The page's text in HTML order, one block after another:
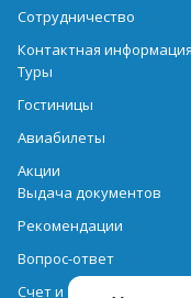
Сотрудничество
Контактная информация
Туры
Гостиницы
Авиабилеты
Акции
Выдача документов
Рекомендации
Вопрос-ответ
Счет и оплата